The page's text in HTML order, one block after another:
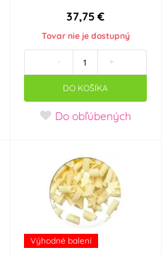
37,75 €
Tovar nie je dostupný
- +
DO KOŠÍKA
Do obľúbených
Výhodné balení